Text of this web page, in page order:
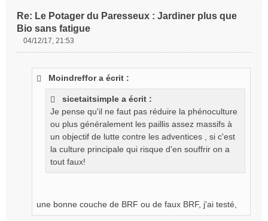
Re: Le Potager du Paresseux : Jardiner plus que
Bio sans fatigue
04/12/17, 21:53
Moindreffor a écrit :
sicetaitsimple a écrit :
Je pense qu'il ne faut pas réduire la phénoculture
ou plus généralement les paillis assez massifs à
un objectif de lutte contre les adventices , si c'est
la culture principale qui risque d'en souffrir on a
tout faux!
une bonne couche de BRF ou de faux BRF, j'ai testé,